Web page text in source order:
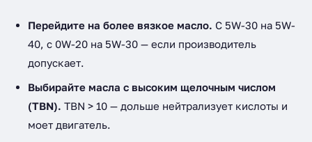
Перейдите на более вязкое масло. С 5W-30 на 5W-
40, с 0W-20 на 5W-30 — если производитель
допускает.
Выбирайте масла с высоким щелочным числом
(TBN). TBN > 10 — дольше нейтрализует кислоты и
моет двигатель.